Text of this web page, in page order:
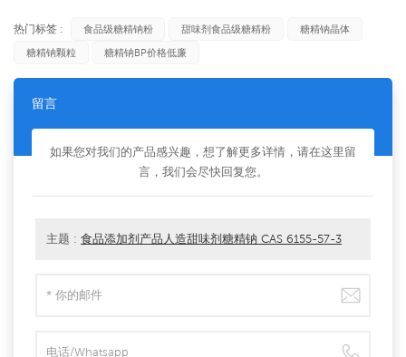
热门标签 : 食品级糖精钠粉 甜味剂食品级糖精粉
糖精钠晶体
糖精钠颗粒
糖精钠BP价格低廉
留言
如果您对我们的产品感兴趣，想了解更多详情，请在这里留
言，我们会尽快回复您。
主题 : 食品添加剂产品人造甜味剂糖精钠 CAS 6155-57-3